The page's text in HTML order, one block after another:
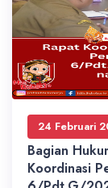
24 Februari
Bagian
Koordinasi